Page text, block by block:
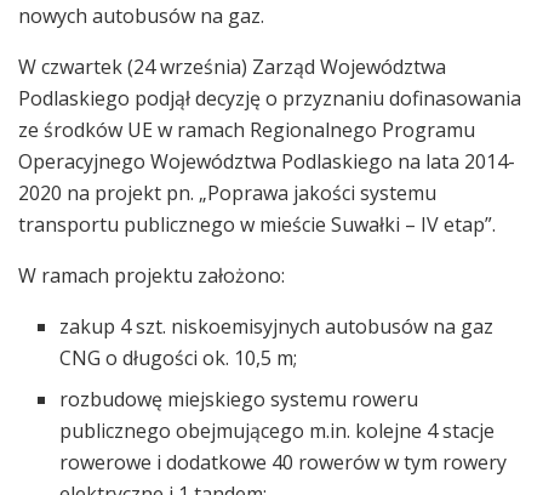
nowych autobusów na gaz.
W czwartek (24 września) Zarząd Województwa
Podlaskiego podjął decyzję o przyznaniu dofinasowania
ze środków UE w ramach Regionalnego Programu
Operacyjnego Województwa Podlaskiego na lata 2014-
2020 na projekt pn. „Poprawa jakości systemu
transportu publicznego w mieście Suwałki – IV etap”.
W ramach projektu założono:
zakup 4 szt. niskoemisyjnych autobusów na gaz
CNG o długości ok. 10,5 m;
rozbudowę miejskiego systemu roweru
publicznego obejmującego m.in. kolejne 4 stacje
rowerowe i dodatkowe 40 rowerów w tym rowery